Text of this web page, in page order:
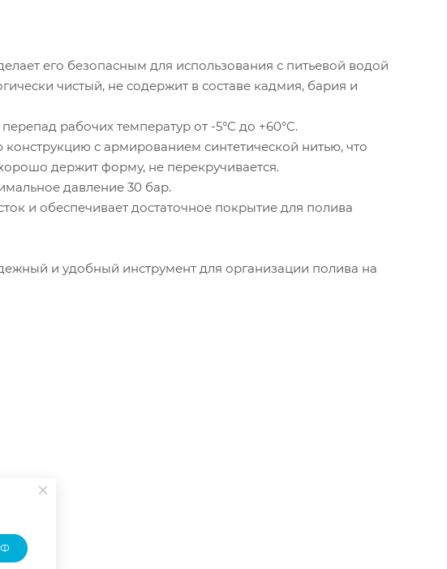
его безопасным для использования с питьевой водой
чистый, не содержит в составе кадмия, бария и
рабочих температур от -5°C до +60°C.
с армированием синтетической нитью, что
держит форму, не перекручивается.
давление 30 бар.
и обеспечивает достаточное покрытие для полива
и удобный инструмент для организации полива на